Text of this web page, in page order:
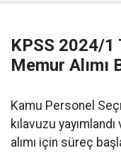
KPSS 2024/1
Memur Alımı
Kamu Personel
kılavuzu
alımı için süreç